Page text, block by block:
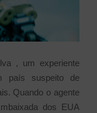
, um experiente
país suspeito de
Quando o agente
dos EUA